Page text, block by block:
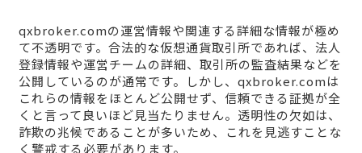
qxbroker.comの運営情報や関連する詳細な情報が極め
て不透明です。合法的な仮想通貨取引所であれば、法人
登録情報や運営チームの詳細、取引所の監査結果などを
公開しているのが通常です。しかし、qxbroker.comは
これらの情報をほとんど公開せず、信頼できる証拠が全
くと言って良いほど見当たりません。透明性の欠如は、
詐欺の兆候であることが多いため、これを見逃すことな
く警戒する必要があります。